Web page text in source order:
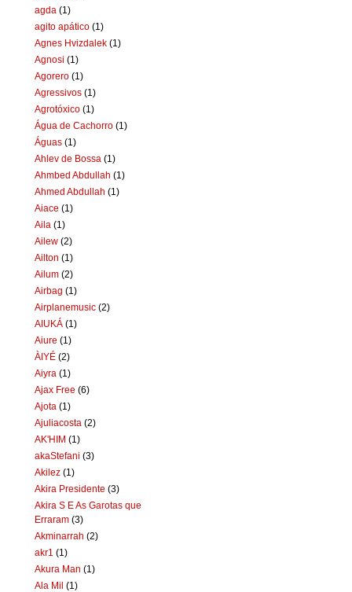
agda (1)
agito apático (1)
Agnes Hvizdalek (1)
Agnosi (1)
Agorero (1)
Agressivos (1)
Agrotóxico (1)
Água de Cachorro (1)
Águas (1)
Ahlev de Bossa (1)
Ahmbed Abdullah (1)
Ahmed Abdullah (1)
Aiace (1)
Aila (1)
Ailew (2)
Ailton (1)
Ailum (2)
Airbag (1)
Airplanemusic (2)
AIUKÁ (1)
Aiure (1)
ÀIYÉ (2)
Aiyra (1)
Ajax Free (6)
Ajota (1)
Ajuliacosta (2)
AK'HIM (1)
akaStefani (3)
Akilez (1)
Akira Presidente (3)
Akira S E As Garotas que
Erraram (3)
Akminarrah (2)
akr1 (1)
Akura Man (1)
Ala Mil (1)